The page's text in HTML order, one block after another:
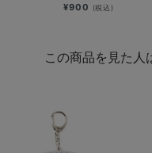
¥900 (税込)
この商品を見た人